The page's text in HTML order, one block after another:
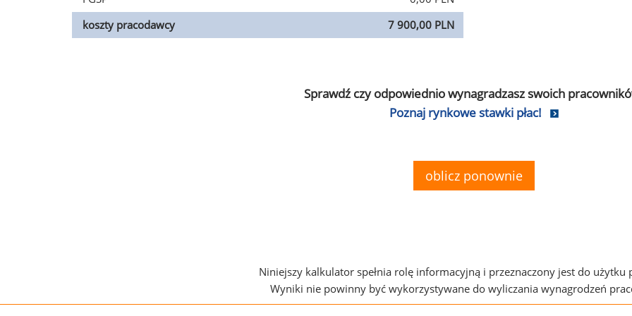
koszty pracodawcy
7 900,00 PLN
Sprawdź czy odpowiednio wynagradzasz swoich
Poznaj rynkowe stawki płac!
oblicz ponownie
Niniejszy kalkulator spełnia rolę informacyjną i przeznaczony jest do użytku
Wyniki nie powinny być wykorzystywane do wyliczania wynagrodzeń